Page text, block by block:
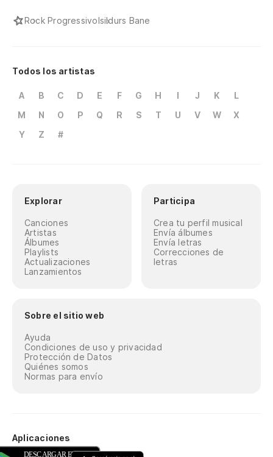
Rock ProgressivoIsildurs Bane
Todos los artistas
A B C D E F G H I J K
L
M
N O P Q R S T U V W
X
Y
Z #
Explorar
Canciones
Artistas
Álbumes
Playlists
Actualizaciones
Lanzamientos
Participa
Crea tu perfil musical
Envía álbumes
Envía letras
Correcciones de
letras
Sobre el sitio web
Ayuda
Condiciones de uso y privacidad
Protección de Datos
Quiénes somos
Normas para envío
Aplicaciones